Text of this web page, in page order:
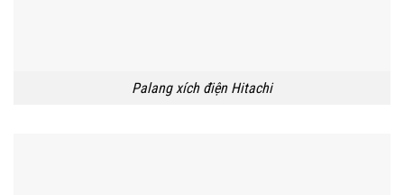
Palang xích điện Hitachi